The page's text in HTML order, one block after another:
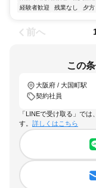
経験者歓迎
残業なし 夕方
前へ
この
大阪府 / 大国町駅
契約社員
「LINEで受け取る」で
す。 詳しくはこちら